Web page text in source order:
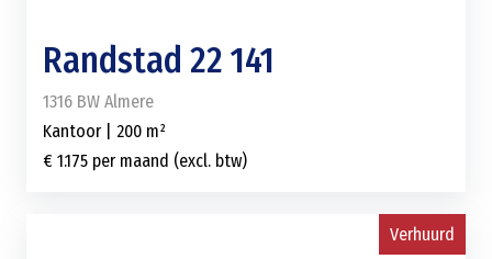
Randstad 22 141
1316 BW Almere
Kantoor | 200 m²
€ 1.175 per maand (excl. btw)
Verhuurd